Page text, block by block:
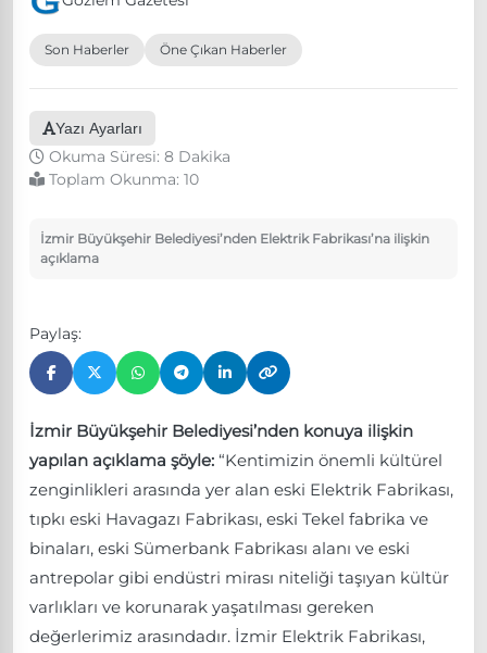
Son Haberler Öne Çıkan Haberler
Yazı Ayarları
Okuma Süresi: 8 Dakika
Toplam Okunma: 10
İzmir Büyükşehir Belediyesi’nden Elektrik Fabrikası’na ilişkin
açıklama
Paylaş:
İzmir Büyükşehir Belediyesi’nden konuya ilişkin
yapılan açıklama şöyle: “Kentimizin önemli kültürel
zenginlikleri arasında yer alan eski Elektrik Fabrikası,
tıpkı eski Havagazı Fabrikası, eski Tekel fabrika ve
binaları, eski Sümerbank Fabrikası alanı ve eski
antrepolar gibi endüstri mirası niteliği taşıyan kültür
varlıkları ve korunarak yaşatılması gereken
değerlerimiz arasındadır. İzmir Elektrik Fabrikası,